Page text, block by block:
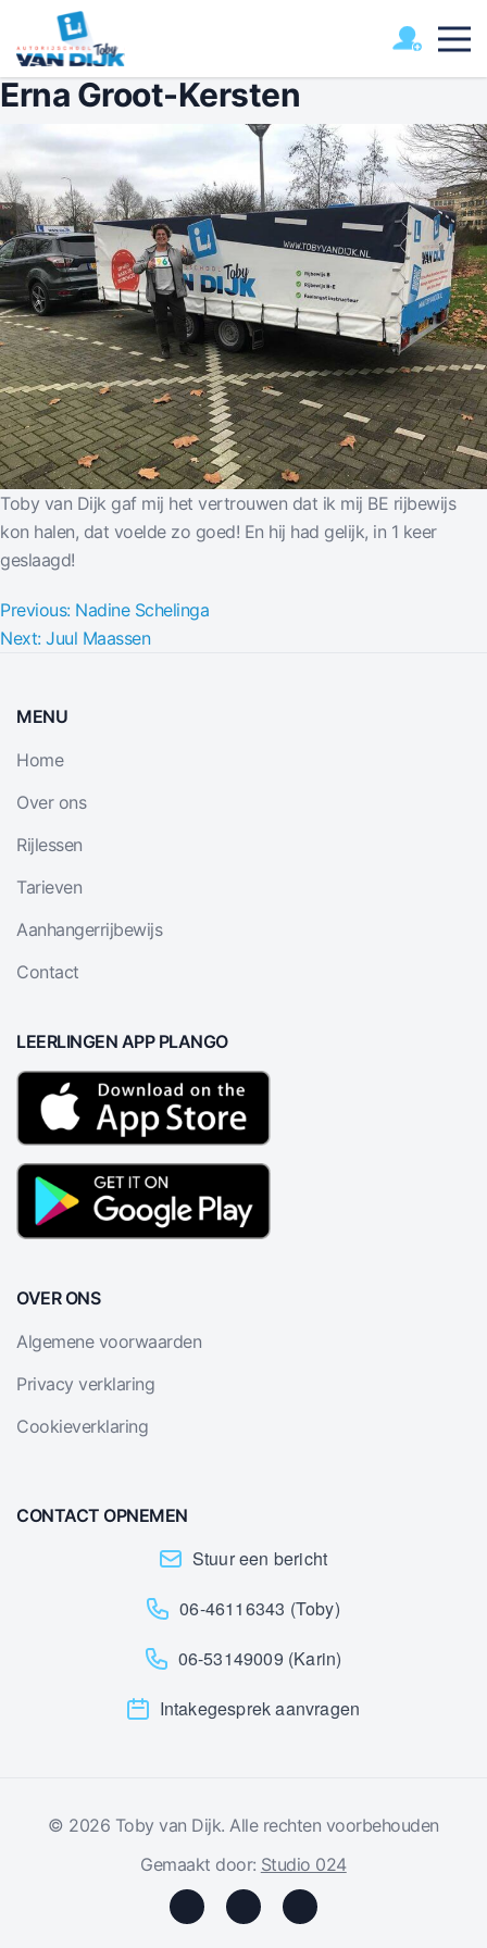
Erna Groot-Kersten
Toby van Dijk gaf mij het vertrouwen dat ik mij BE rijbewijs
kon halen, dat voelde zo goed! En hij had gelijk, in 1 keer
geslaagd!
Bericht
navigatie
Previous: Nadine Schelinga
Next: Juul Maassen
MENU
Home
Over ons
Rijlessen
Tarieven
Aanhangerrijbewijs
Contact
LEERLINGEN APP PLANGO
OVER ONS
Algemene voorwaarden
Privacy verklaring
Cookieverklaring
CONTACT OPNEMEN
Stuur een bericht
06-46116343 (Toby)
06-53149009 (Karin)
Intakegesprek aanvragen
© 2026 Toby van Dijk. Alle rechten voorbehouden
Gemaakt door: Studio 024